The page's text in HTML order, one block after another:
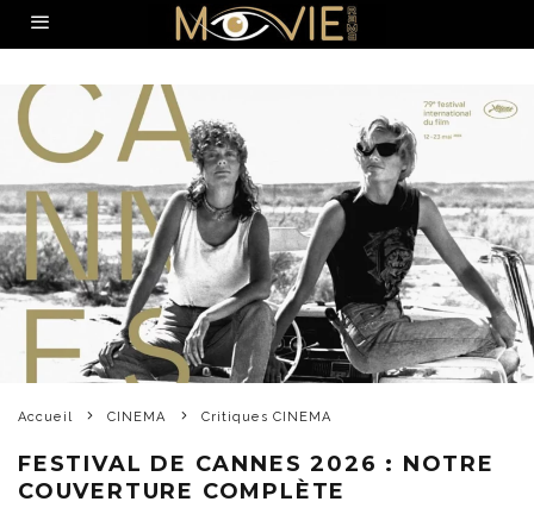
Accueil CINEMA Critiques CINEMA
FESTIVAL DE CANNES 2026 : NOTRE
COUVERTURE COMPLÈTE